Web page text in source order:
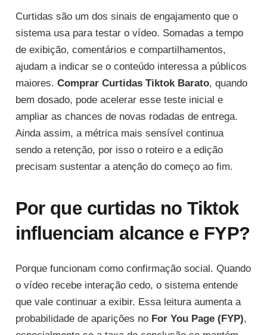
Curtidas são um dos sinais de engajamento que o
sistema usa para testar o vídeo. Somadas a tempo
de exibição, comentários e compartilhamentos,
ajudam a indicar se o conteúdo interessa a públicos
maiores. Comprar Curtidas Tiktok Barato, quando
bem dosado, pode acelerar esse teste inicial e
ampliar as chances de novas rodadas de entrega.
Ainda assim, a métrica mais sensível continua
sendo a retenção, por isso o roteiro e a edição
precisam sustentar a atenção do começo ao fim.
Por que curtidas no Tiktok
influenciam alcance e FYP?
Porque funcionam como confirmação social. Quando
o vídeo recebe interação cedo, o sistema entende
que vale continuar a exibir. Essa leitura aumenta a
probabilidade de aparições no For You Page (FYP),